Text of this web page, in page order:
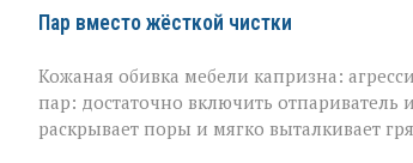
Пар вместо жёсткой чистки
Кожаная обивка мебели капризна:
пар: достаточно включить
раскрывает поры и мягко выталкивает